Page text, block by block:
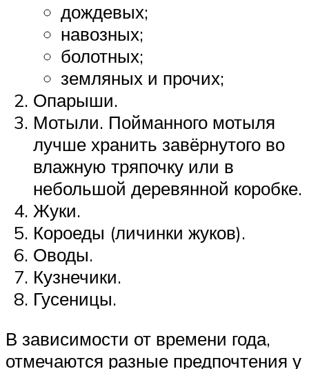
дождевых;
навозных;
болотных;
земляных и прочих;
Опарыши.
Мотыли. Пойманного мотыля
лучше хранить завёрнутого во
влажную тряпочку или в
небольшой деревянной коробке.
Жуки.
Короеды (личинки жуков).
Оводы.
Кузнечики.
Гусеницы.
В зависимости от времени года,
отмечаются разные предпочтения у